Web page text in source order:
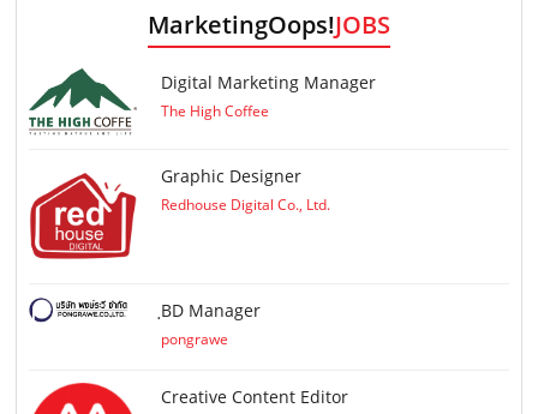
MarketingOops!JOBS
Digital Marketing Manager
The High Coffee
Graphic Designer
Redhouse Digital Co., Ltd.
ฺBD Manager
pongrawe
Creative Content Editor